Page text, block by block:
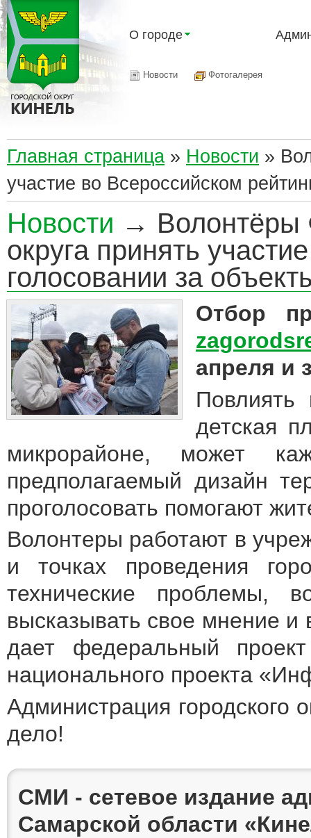
О городе
Новости Фотогалерея
Главная страница » Новости »
участие во Всероссийском
Новости → Волонтёры
округа принять
голосовании за
Отбор
апреля и
Повлиять
детская
микрорайоне, может
предполагаемый дизайн
проголосовать помогают
Волонтеры работают в
и точках проведения
технические проблемы,
высказывать свое мнение и
дает федеральный
национального проекта
Администрация городского
дело!
СМИ - сетевое издание
Самарской области